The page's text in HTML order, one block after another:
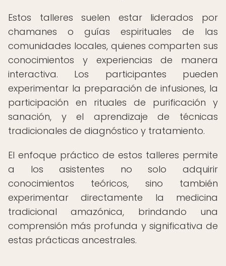
Estos talleres suelen estar liderados por
chamanes o guías espirituales de las
comunidades locales, quienes comparten sus
conocimientos y experiencias de manera
interactiva. Los participantes pueden
experimentar la preparación de infusiones, la
participación en rituales de purificación y
sanación, y el aprendizaje de técnicas
tradicionales de diagnóstico y tratamiento.
El enfoque práctico de estos talleres permite
a los asistentes no solo adquirir
conocimientos teóricos, sino también
experimentar directamente la medicina
tradicional amazónica, brindando una
comprensión más profunda y significativa de
estas prácticas ancestrales.